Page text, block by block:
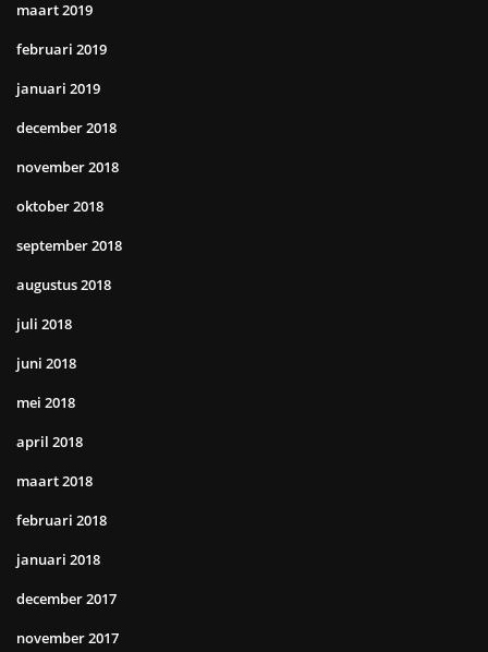
maart 2019
februari 2019
januari 2019
december 2018
november 2018
oktober 2018
september 2018
augustus 2018
juli 2018
juni 2018
mei 2018
april 2018
maart 2018
februari 2018
januari 2018
december 2017
november 2017